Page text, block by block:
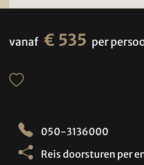
vanaf € 535 per
050-3136000
Reis doorsturen per